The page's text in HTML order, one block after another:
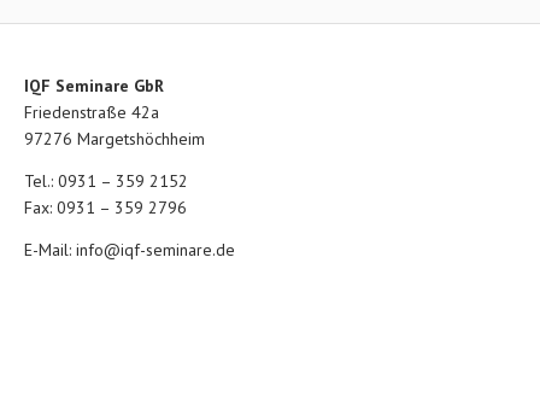
IQF Seminare GbR
Friedenstraße 42a
97276 Margetshöchheim
Tel.: 0931 – 359 2152
Fax: 0931 – 359 2796
E-Mail: info@iqf-seminare.de